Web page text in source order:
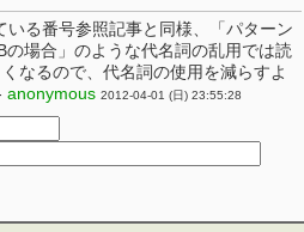
いる番号参照記事と同様、「パターン
の場合」のような代名詞の乱用では読
なるので、代名詞の使用を減らすよ
anonymous 2012-04-01 (日) 23:55:28